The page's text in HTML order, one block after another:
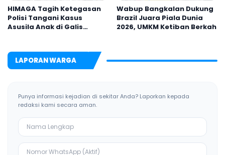
HIMAGA Tagih Ketegasan
Polisi Tangani Kasus
Asusila Anak di Galis
Wabup Bangkalan Dukung
Brazil Juara Piala Dunia
2026, UMKM Ketiban Berkah
LAPORAN WARGA
Punya informasi kejadian di sekitar Anda? Laporkan kepada
redaksi kami secara aman.